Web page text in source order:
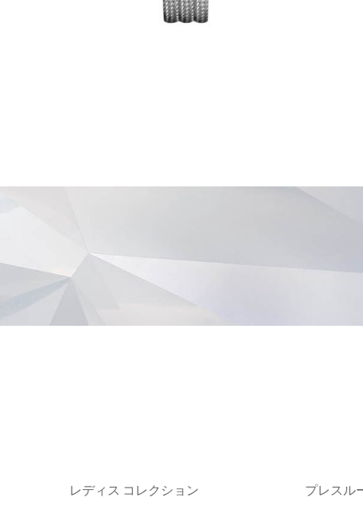
レディス コレクション プレスル